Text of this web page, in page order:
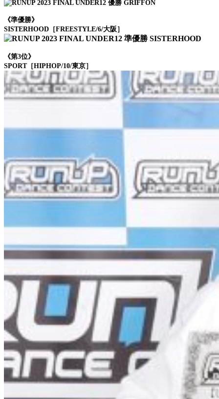
《準優勝》
SISTERHOOD［FREESTYLE/6/大阪］
《第3位》
SPORT［HIPHOP/10/東京］